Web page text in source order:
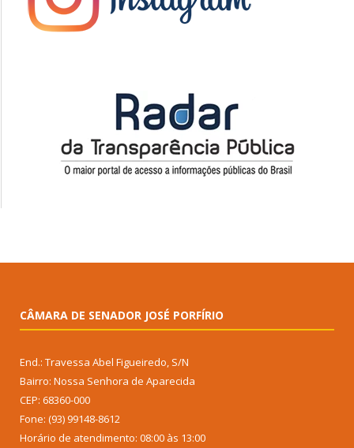
CÂMARA DE SENADOR JOSÉ PORFÍRIO
End.: Travessa Abel Figueiredo, S/N
Bairro: Nossa Senhora de Aparecida
CEP: 68360-000
Fone: (93) 99148-8612
Horário de atendimento: 08:00 às 13:00